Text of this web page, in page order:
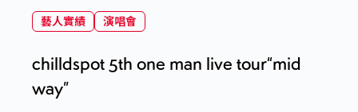
藝人實績 演唱會
chilldspot 5th one man live tour“mid
way”